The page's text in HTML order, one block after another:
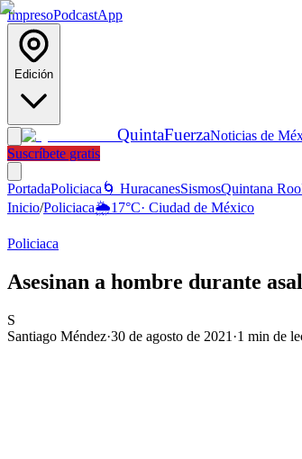
ImpresoPodcastApp
Edición
QuintaFuerzaNoticias de
Suscríbete gratis
PortadaPoliciaca 🌀 HuracanesSismosQuintana Roo
Inicio/Policiaca🌦️17°C· Ciudad de México
Policiaca
Asesinan a hombre durante
S
Santiago Méndez·30 de agosto de 2021 ·1 min de